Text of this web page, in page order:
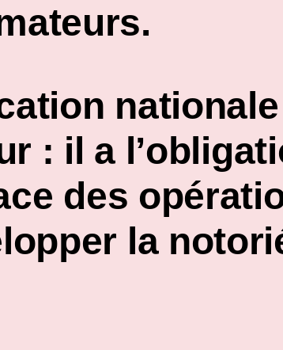
nationale
: il a
des
la